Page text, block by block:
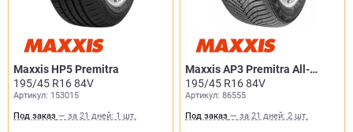
Maxxis HP5 Premitra
195/45 R16 84V
Артикул: 153015
Под заказ — за 21 дней: 1 шт.
Maxxis AP3 Premitra All-
Season
195/45 R16 84V
Артикул: 86555
Под заказ — за 21 дней: 2 шт.